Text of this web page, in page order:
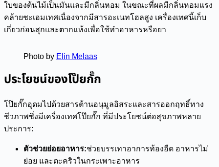
ใบของต้นไม้เป็นมันและมีกลิ่นหอม ในขณะที่ผลมีกลิ่นหอมแรง
คล้ายชะเอมเทศเนื่องจากมีสารอะเนทโฮลสูง เครื่องเทศนี้เก็บ
เกี่ยวก่อนสุกและตากแห้งเพื่อใช้ทำอาหารหรือยา
Photo by Elin Melaas
ประโยชน์ของโป๊ยกั๊ก
โป๊ยกั๊กอุดมไปด้วยสารต้านอนุมูลอิสระและสารออกฤทธิ์ทาง
ชีวภาพซึ่งมีเครื่องเทศโป๊ยกั๊ก ที่มีประโยชน์ต่อสุขภาพหลาย
ประการ:
ตัวช่วยย่อยอาหาร:ช่วยบรรเทาอาการท้องอืด อาหารไม่
ย่อย และตะคริวในกระเพาะอาหาร